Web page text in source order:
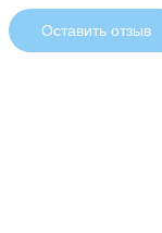
Оставить отзыв